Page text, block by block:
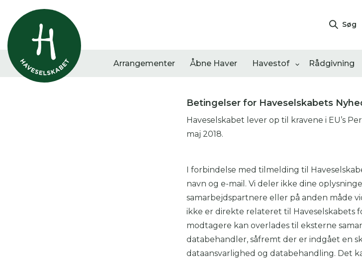
Søg
Arrangementer Åbne Haver Havestof Rådgivning
Du skal indtaste
Betingelser for Haveselskabets
Haveselskabet lever op til kravene i EU’s
maj 2018.
I forbindelse med tilmelding til
navn og e-mail. Vi deler ikke dine
samarbejdspartnere eller på anden måde
ikke er direkte relateret til Haveselskabets
modtagere kan overlades til eksterne
databehandler, såfremt der er indgået en
dataansvarlighed og databehandling. Det